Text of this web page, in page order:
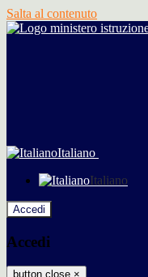
Salta al contenuto
Italiano
Italiano
Accedi
Accedi
button close ×